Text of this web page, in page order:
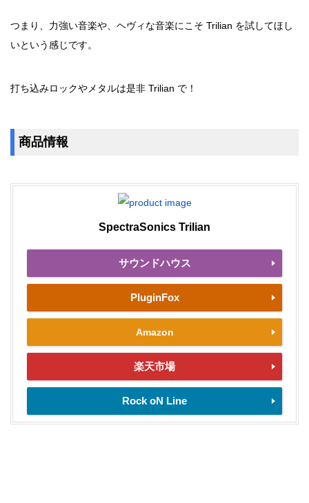
つまり、力強い音楽や、ヘヴィな音楽にこそ Trilian を試してほし
いという感じです。
打ち込みロックやメタルは是非 Trilian で！
商品情報
SpectraSonics Trilian
サウンドハウス
PluginFox
Amazon
楽天市場
Rock oN Line